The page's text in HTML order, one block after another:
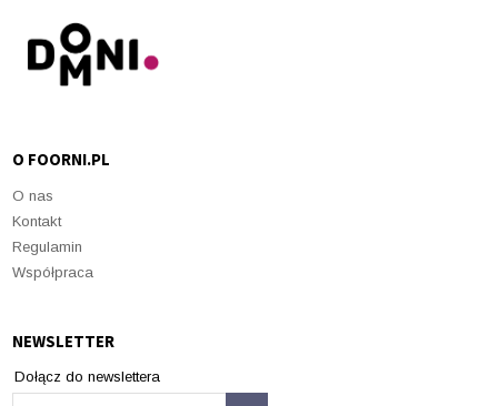
O FOORNI.PL
O nas
Kontakt
Regulamin
Współpraca
NEWSLETTER
Dołącz do newslettera